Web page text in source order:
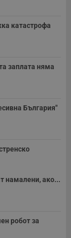
катастрофа
заплата няма
България"
намалени, ако...
робот за